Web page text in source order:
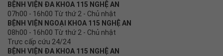
BỆNH VIỆN ĐA KHOA 115 NGHỆ AN
07h00 - 16h00 Từ thứ 2 - Chủ nhật
BỆNH VIỆN NGOẠI KHOA 115 NGHỆ AN
08h00 - 16h00 Từ thứ 2 - Chủ nhật
Trực cấp cứu 24/24
BỆNH VIỆN ĐA KHOA 115 NGHỆ AN